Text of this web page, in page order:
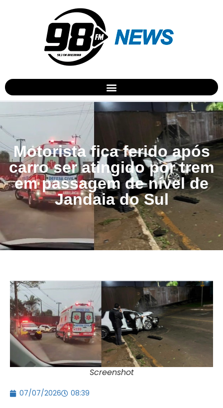
Motorista fica ferido após
carro ser atingido por trem
em passagem de nível de
Jandaia do Sul
Screenshot
07/07/2026 08:39